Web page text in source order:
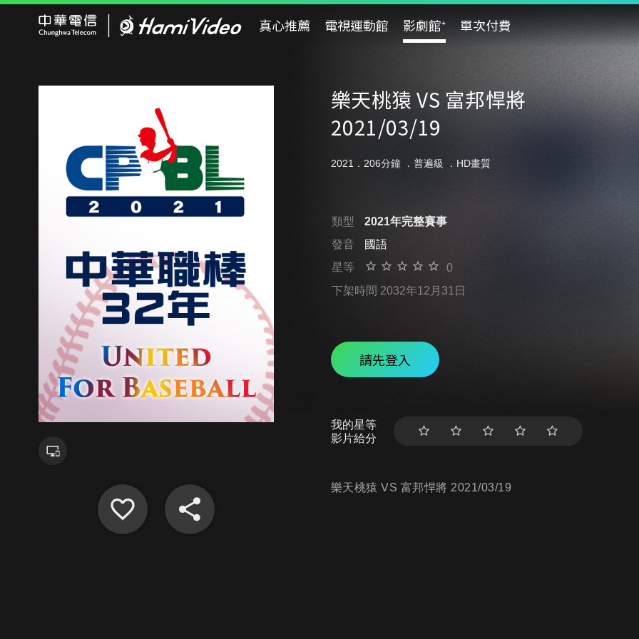
真心推薦 電視運動館 影劇館⁺ 單次付費
樂天桃猿 VS 富邦悍將
2021/03/19
2021．206分鐘 ． 普遍級 ．HD畫質
類型
2021年完整賽事
發音
國語
星等
0
下架時間 2032年12月31日
請先登入
我的星等
影片給分
樂天桃猿 VS 富邦悍將 2021/03/19